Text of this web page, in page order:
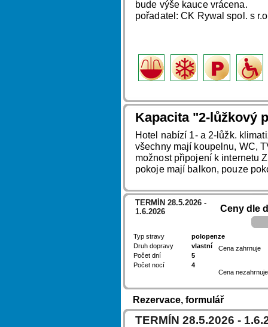
bude výše kauce vrácena.
pořadatel: CK Rywal spol. s
Kapacita "2-lůžkový
Hotel nabízí 1- a 2-lůžk.
všechny mají koupelnu, WC,
možnost připojení k internetu
pokoje mají balkon, pouze
TERMÍN 28.5.2026 -
1.6.2026
Typ stravy
polopenze
Druh dopravy
vlastní
Počet dní
5
Počet nocí
4
Ceny dle
Cena zahrnuje
Cena nezahrnuje
Rezervace, formulář
TERMÍN 28.5.2026 -